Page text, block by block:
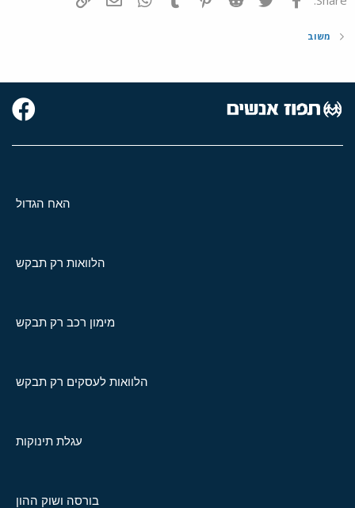
משוב
האח הגדול
הלוואות רק תבקש
מימון רכב רק תבקש
הלוואות לעסקים רק תבקש
עגלת תינוקות
בורסה ושוק ההון